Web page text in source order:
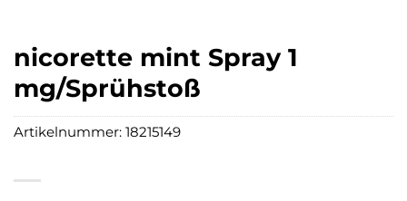
nicorette mint Spray 1
mg/Sprühstoß
Artikelnummer: 18215149